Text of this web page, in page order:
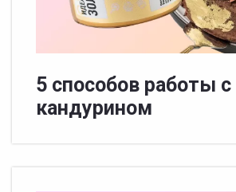
5 способов работы с
кандурином